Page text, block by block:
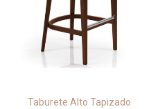
Taburete Alto Tapizado